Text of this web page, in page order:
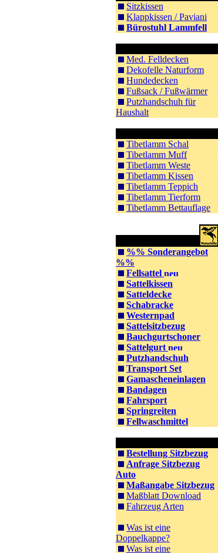
Sitzkissen
Klappkissen / Paviani
Bürostuhl Lammfell
Med. Felldecken
Dekofelle Naturform
Hundedecken
Fußsack / Fußwärmer
Putzhandschuh für
Haushalt
Tibetlamm Schal
Tibetlamm Muff
Tibetlamm Weste
Tibetlamm Kissen
Tibetlamm Teppich
Tibetlamm Tierform
Tibetlamm Bettauflage
%% Sonderangebot
%%
Fellsattel
Sattelkissen
Satteldecke
Schabracke
Westernpad
Sattelsitzbezug
Bauchgurtschoner
Sattelgurt
Putzhandschuh
Transport Set
Gamascheneinlagen
Bandagen
Fahrsport
Springreiten
Fellwaschmittel
Bestellung Sitzbezug
Anfrage Sitzbezug
Auto
Maßangabe Sitzbezug
Maßblatt Download
Fahrzeug Arten
Was ist eine
Doppelkappe?
Was ist eine